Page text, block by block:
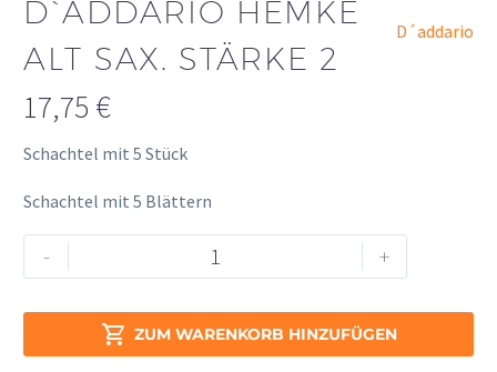
D`ADDARIO HEMKE
ALT SAX. STÄRKE 2
D´addario
17,75 €
Schachtel mit 5 Stück
Schachtel mit 5 Blättern
-
D`ADDARIO
Hemke
Stärke
+
 ZUM WARENKORB HINZUFÜGEN
Alternative: